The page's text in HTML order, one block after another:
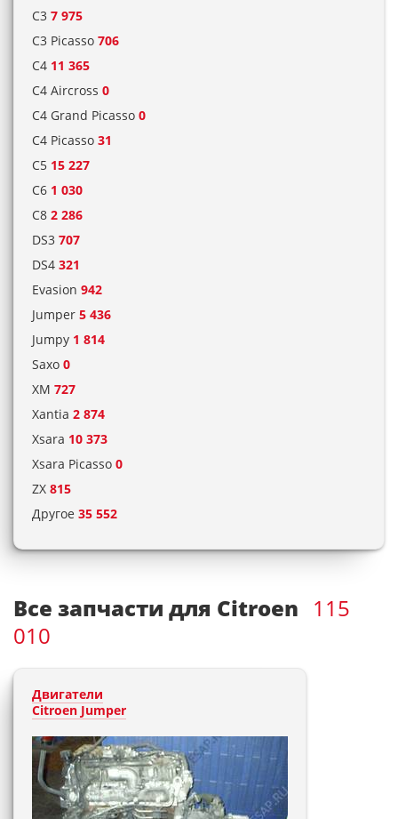
C3 7 975
C3 Picasso 706
C4 11 365
C4 Aircross 0
C4 Grand Picasso 0
C4 Picasso 31
C5 15 227
C6 1 030
C8 2 286
DS3 707
DS4 321
Evasion 942
Jumper 5 436
Jumpy 1 814
Saxo 0
XM 727
Xantia 2 874
Xsara 10 373
Xsara Picasso 0
ZX 815
Другое 35 552
Все запчасти для Citroen 115
010
Двигатели
Citroen Jumper